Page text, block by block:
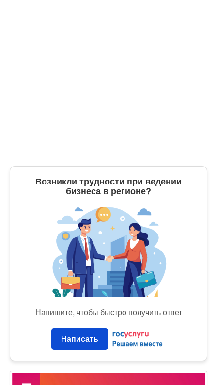
Возникли трудности при ведении
бизнеса в регионе?
Напишите, чтобы быстро получить ответ
Написать